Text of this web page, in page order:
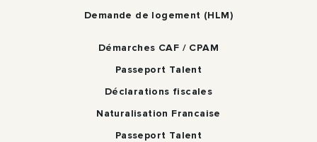
Demande de logement (HLM)
Démarches CAF / CPAM
Passeport Talent
Déclarations fiscales
Naturalisation Francaise
Passeport Talent